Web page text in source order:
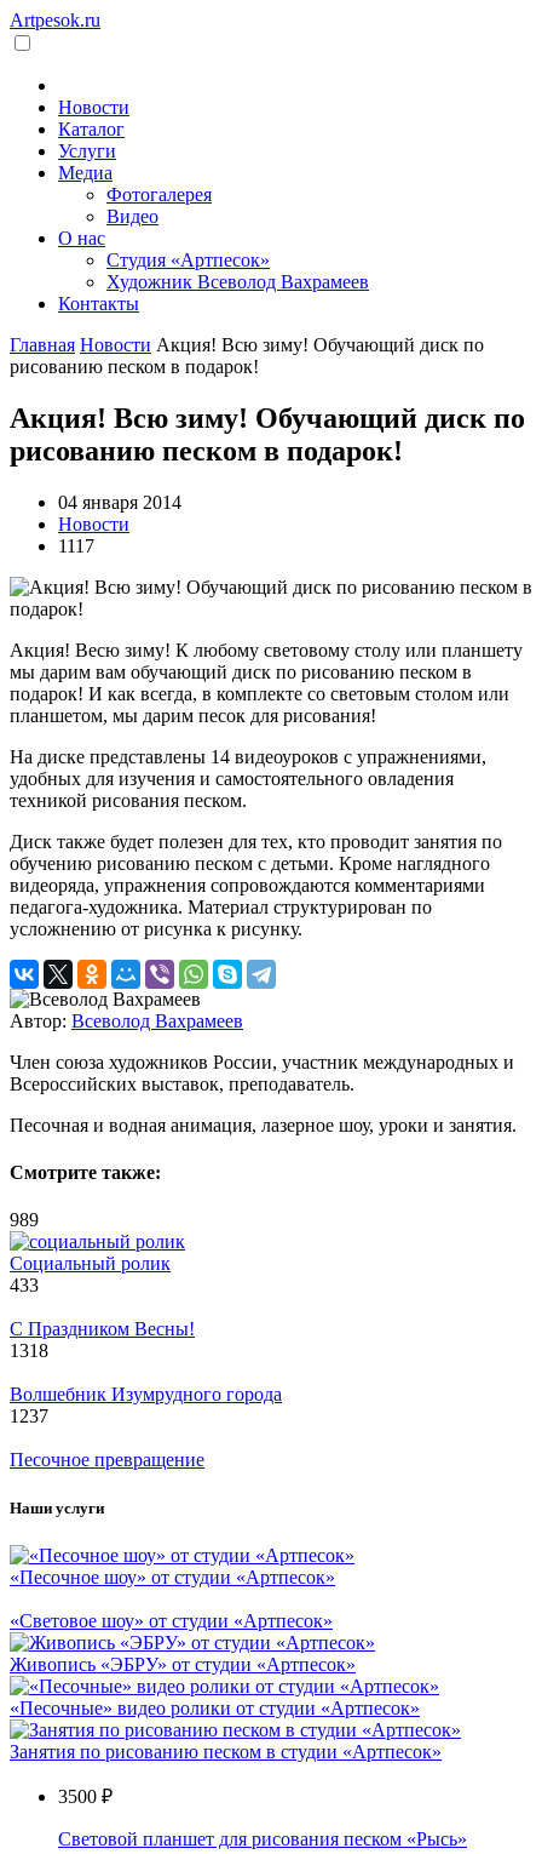
Artpesok.ru
Новости
Каталог
Услуги
Медиа
Фотогалерея
Видео
О нас
Студия «Артпесок»
Художник Всеволод Вахрамеев
Контакты
Главная Новости Акция! Всю зиму! Обучающий диск по
рисованию песком в подарок!
Акция! Всю зиму! Обучающий диск по
рисованию песком в подарок!
04 января 2014
Новости
1117
Акция! Весю зиму! К любому световому столу или планшету
мы дарим вам обучающий диск по рисованию песком в
подарок! И как всегда, в комплекте со световым столом или
планшетом, мы дарим песок для рисования!
На диске представлены 14 видеоуроков с упражнениями,
удобных для изучения и самостоятельного овладения
техникой рисования песком.
Диск также будет полезен для тех, кто проводит занятия по
обучению рисованию песком с детьми. Кроме наглядного
видеоряда, упражнения сопровождаются комментариями
педагога-художника. Материал структурирован по
усложнению от рисунка к рисунку.
Автор: Всеволод Вахрамеев
Член союза художников России, участник международных и
Всероссийских выставок, преподаватель.
Песочная и водная анимация, лазерное шоу, уроки и занятия.
Смотрите также:
989
Социальный ролик
433
С Праздником Весны!
1318
Волшебник Изумрудного города
1237
Песочное превращение
Наши услуги
«Песочное шоу» от студии «Артпесок»
«Световое шоу» от студии «Артпесок»
Живопись «ЭБРУ» от студии «Артпесок»
«Песочные» видео ролики от студии «Артпесок»
Занятия по рисованию песком в студии «Артпесок»
3500 ₽
Световой планшет для рисования песком «Рысь»